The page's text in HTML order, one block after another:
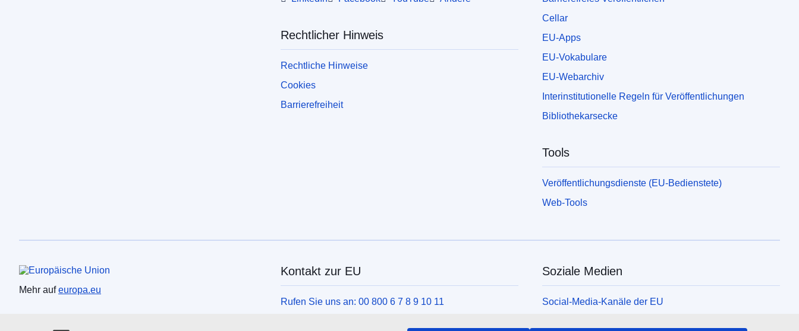
Rechtlicher Hinweis
Rechtliche Hinweise
Cookies
Barrierefreiheit
Cellar
EU-Apps
EU-Vokabulare
EU-Webarchiv
Interinstitutionelle Regeln für Veröffentlichungen
Bibliothekarsecke
Tools
Veröffentlichungsdienste (EU-Bedienstete)
Web-Tools
Europäische Union
Mehr aufeuropa.eu
Kontakt zur EU
Rufen Sie uns an: 00 800 6 7 8 9 10 11
Soziale Medien
Social-Media-Kanäle der EU